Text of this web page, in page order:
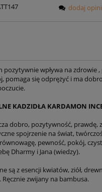
dodaj
pozytywnie wpływa na zdrowie
pomaga się odprężyć i ma
KADZIDŁA KARDAMON
dobro, pozytywność, prawdę,
spojrzenie na świat,
pewność, pokój,
Dharmy i Jana (wiedzy).
są z esencji kwiatów, ziół,
zwijany na bambusa.